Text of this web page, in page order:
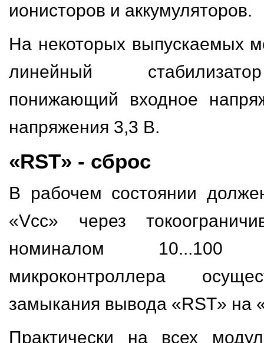
ионисторов и аккумуляторов.
На некоторых выпускаемых
линейный
понижающий входное
напряжения 3,3 В.
«RST» - сброс
В рабочем состоянии
«Vcc» через
номиналом
микроконтроллера
замыкания вывода «RST» на
Практически на всех